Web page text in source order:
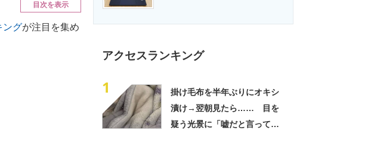
目次を表示
ングが注目を集め
アクセスランキング
1
掛け毛布を半年ぶりにオキシ
漬け→翌朝見たら…… 目を
疑う光景に「嘘だと言ってく